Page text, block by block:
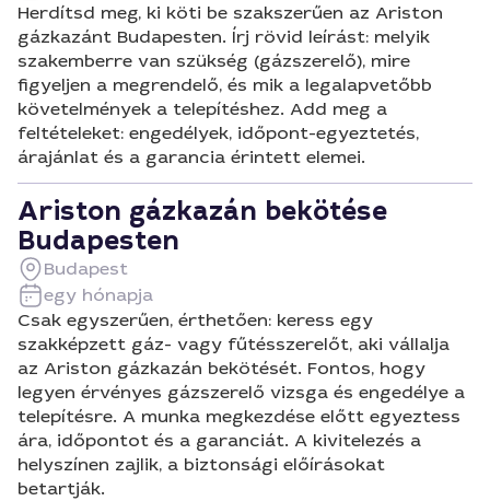
Herdítsd meg, ki köti be szakszerűen az Ariston
gázkazánt Budapesten. Írj rövid leírást: melyik
szakemberre van szükség (gázszerelő), mire
figyeljen a megrendelő, és mik a legalapvetőbb
követelmények a telepítéshez. Add meg a
feltételeket: engedélyek, időpont-egyeztetés,
árajánlat és a garancia érintett elemei.
Ariston gázkazán bekötése
Budapesten
Budapest
egy hónapja
Csak egyszerűen, érthetően: keress egy
szakképzett gáz- vagy fűtésszerelőt, aki vállalja
az Ariston gázkazán bekötését. Fontos, hogy
legyen érvényes gázszerelő vizsga és engedélye a
telepítésre. A munka megkezdése előtt egyeztess
ára, időpontot és a garanciát. A kivitelezés a
helyszínen zajlik, a biztonsági előírásokat
betartják.